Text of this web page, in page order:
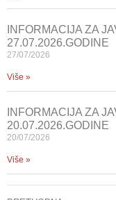
INFORMACIJA ZA
27.07.2026.GODINE
27/07/2026
Više »
INFORMACIJA ZA
20.07.2026.GODINE
20/07/2026
Više »